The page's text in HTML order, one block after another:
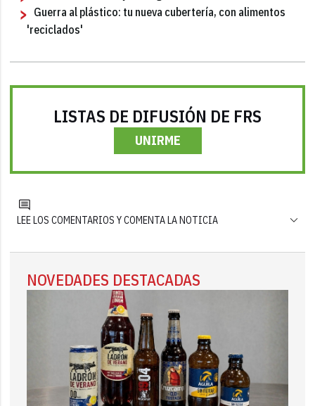
Guerra al plástico: tu nueva cubertería, con alimentos
'reciclados'
LISTAS DE DIFUSIÓN DE FRS
UNIRME
LEE LOS COMENTARIOS Y COMENTA LA NOTICIA
NOVEDADES DESTACADAS